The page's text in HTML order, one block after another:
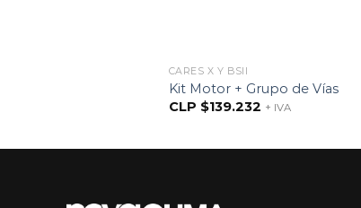
CARES X Y BSII
Kit Motor + Grupo de Vías
CLP $139.232 + IVA